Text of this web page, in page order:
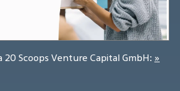
20 Scoops Venture Capital GmbH: »